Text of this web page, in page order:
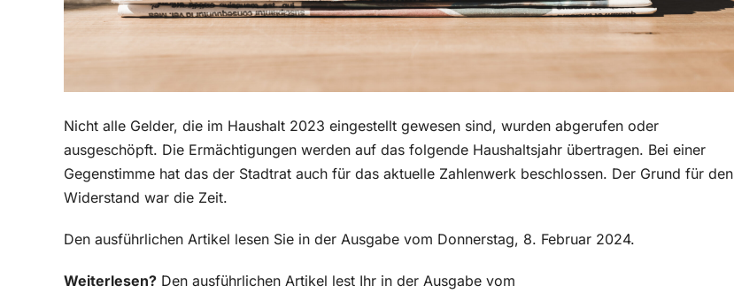
Nicht alle Gelder, die im Haushalt 2023 eingestellt gewesen sind, wurden abgerufen oder
ausgeschöpft. Die Ermächtigungen werden auf das folgende Haushaltsjahr übertragen. Bei einer
Gegenstimme hat das der Stadtrat auch für das aktuelle Zahlenwerk beschlossen. Der Grund für den
Widerstand war die Zeit.
Den ausführlichen Artikel lesen Sie in der Ausgabe vom Donnerstag, 8. Februar 2024.
Weiterlesen? Den ausführlichen Artikel lest Ihr in der Ausgabe vom